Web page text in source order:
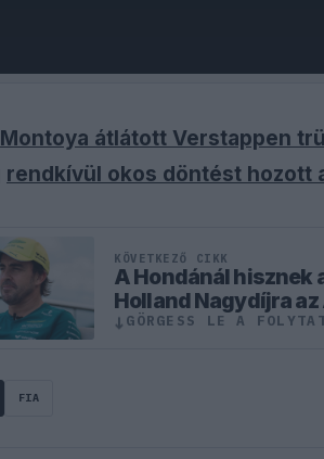
Montoya átlátott Verstappen
rendkívül okos döntést hozott
KÖVETKEZŐ CIKK
A Hondánál hisznek
Holland Nagydíjra
↓ GÖRGESS LE A
FIA